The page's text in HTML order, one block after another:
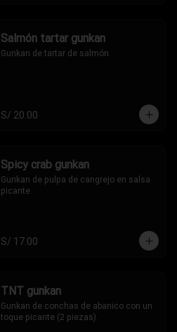
Salmón tartar gunkan
Gunkan de tartar de salmón.
S/ 20.00
Spicy crab gunkan
Gunkan de pulpa de cangrejo en salsa
picante.
S/ 17.00
TNT gunkan
Gunkan de conchas de abanico con un
toque picante (2 piezas).